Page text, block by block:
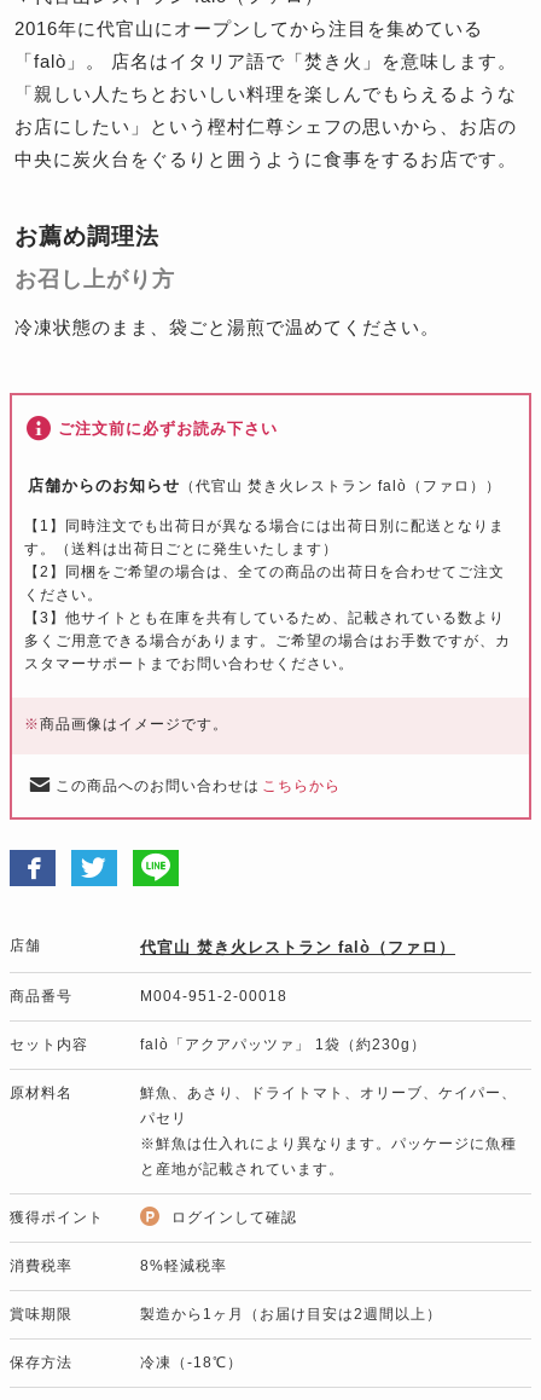
2016年に代官山にオープンしてから注目を集めている
「falò」。 店名はイタリア語で「焚き火」を意味します。
「親しい人たちとおいしい料理を楽しんでもらえるような
お店にしたい」という樫村仁尊シェフの思いから、お店の
中央に炭火台をぐるりと囲うように食事をするお店です。
お薦め調理法
お召し上がり方
冷凍状態のまま、袋ごと湯煎で温めてください。
ご注文前に必ずお読み下さい
店舗からのお知らせ （代官山 焚き火レストラン falò（ファロ））
【1】同時注文でも出荷日が異なる場合には出荷日別に配送となりま
す。（送料は出荷日ごとに発生いたします）
【2】同梱をご希望の場合は、全ての商品の出荷日を合わせてご注文
ください。
【3】他サイトとも在庫を共有しているため、記載されている数より
多くご用意できる場合があります。ご希望の場合はお手数ですが、カ
スタマーサポートまでお問い合わせください。
※商品画像はイメージです。
この商品へのお問い合わせは こちらから
店舗 代官山 焚き火レストラン falò（ファロ）
商品番号 M004-951-2-00018
セット内容 falò「アクアパッツァ」 1袋（約230g）
原材料名
鮮魚、あさり、ドライトマト、オリーブ、ケイパー、
パセリ
※鮮魚は仕入れにより異なります。パッケージに魚種
と産地が記載されています。
獲得ポイント ログインして確認
消費税率 8%軽減税率
賞味期限 製造から1ヶ月（お届け目安は2週間以上）
保存方法 冷凍（-18℃）